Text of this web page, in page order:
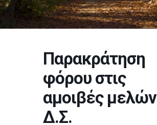
Παρακράτηση
φόρου στις
αμοιβές μελών
Δ.Σ.